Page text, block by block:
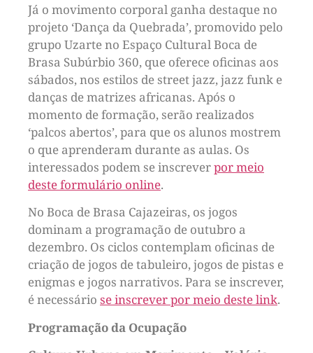
Já o movimento corporal ganha destaque no
projeto ‘Dança da Quebrada’, promovido pelo
grupo Uzarte no Espaço Cultural Boca de
Brasa Subúrbio 360, que oferece oficinas aos
sábados, nos estilos de street jazz, jazz funk e
danças de matrizes africanas. Após o
momento de formação, serão realizados
‘palcos abertos’, para que os alunos mostrem
o que aprenderam durante as aulas. Os
interessados podem se inscreverpor meio
deste formulário online.
No Boca de Brasa Cajazeiras, os jogos
dominam a programação de outubro a
dezembro. Os ciclos contemplam oficinas de
criação de jogos de tabuleiro, jogos de pistas e
enigmas e jogos narrativos. Para se inscrever,
é necessário se inscrever por meio deste link.
Programação da Ocupação